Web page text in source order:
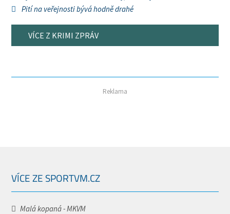
Pití na veřejnosti bývá hodně drahé
VÍCE Z KRIMI ZPRÁV
Reklama
VÍCE ZE SPORTVM.CZ
Malá kopaná - MKVM